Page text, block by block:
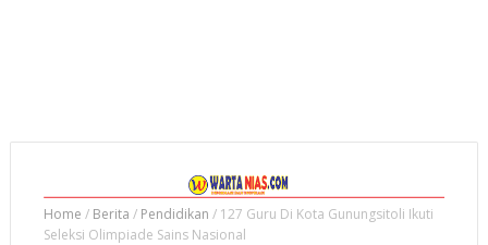
Home / Berita / Pendidikan / 127 Guru Di Kota Gunungsitoli Ikuti
Seleksi Olimpiade Sains Nasional